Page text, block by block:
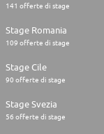
141 offerte di stage
Stage Romania
109 offerte di stage
Stage Cile
90 offerte di stage
Stage Svezia
56 offerte di stage